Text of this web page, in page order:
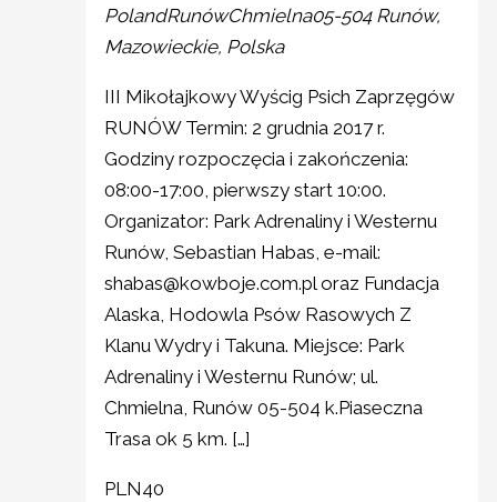
PolandRunówChmielna05-504 Runów,
Mazowieckie, Polska
III Mikołajkowy Wyścig Psich Zaprzęgów
RUNÓW Termin: 2 grudnia 2017 r.
Godziny rozpoczęcia i zakończenia:
08:00-17:00, pierwszy start 10:00.
Organizator: Park Adrenaliny i Westernu
Runów, Sebastian Habas, e-mail:
shabas@kowboje.com.pl oraz Fundacja
Alaska, Hodowla Psów Rasowych Z
Klanu Wydry i Takuna. Miejsce: Park
Adrenaliny i Westernu Runów; ul.
Chmielna, Runów 05-504 k.Piaseczna
Trasa ok 5 km. […]
PLN40